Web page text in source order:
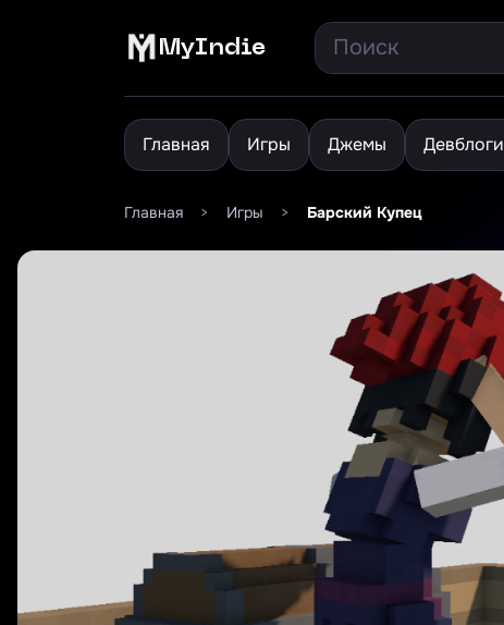
MyIndie
Главная Игры Джемы Девблоги
Главная > Игры > Барский Купец